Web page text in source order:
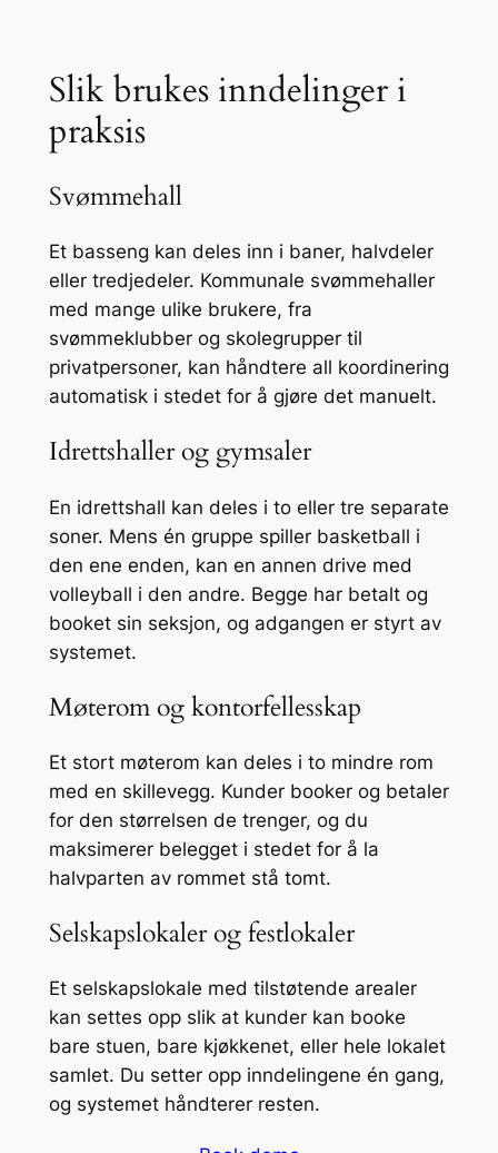
Slik brukes inndelinger i
praksis
Svømmehall
Et basseng kan deles inn i baner, halvdeler
eller tredjedeler. Kommunale svømmehaller
med mange ulike brukere, fra
svømmeklubber og skolegrupper til
privatpersoner, kan håndtere all koordinering
automatisk i stedet for å gjøre det manuelt.
Idrettshaller og gymsaler
En idrettshall kan deles i to eller tre separate
soner. Mens én gruppe spiller basketball i
den ene enden, kan en annen drive med
volleyball i den andre. Begge har betalt og
booket sin seksjon, og adgangen er styrt av
systemet.
Møterom og kontorfellesskap
Et stort møterom kan deles i to mindre rom
med en skillevegg. Kunder booker og betaler
for den størrelsen de trenger, og du
maksimerer belegget i stedet for å la
halvparten av rommet stå tomt.
Selskapslokaler og festlokaler
Et selskapslokale med tilstøtende arealer
kan settes opp slik at kunder kan booke
bare stuen, bare kjøkkenet, eller hele lokalet
samlet. Du setter opp inndelingene én gang,
og systemet håndterer resten.